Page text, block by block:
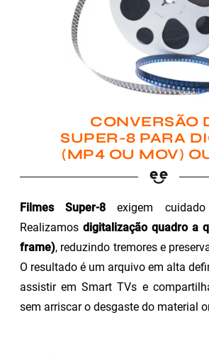
CONVERSÃO
SUPER-8 PARA
(MP4 OU MOV)
Filmes Super-8 exigem
Realizamos digitalização quadro a
frame), reduzindo tremores e
O resultado é um arquivo em alta
assistir em Smart TVs e
sem arriscar o desgaste do material